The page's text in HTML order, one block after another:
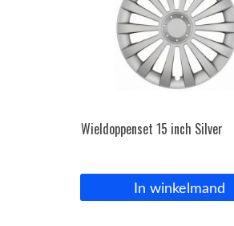
Wieldoppenset 15 inch Silver
In winkelmand